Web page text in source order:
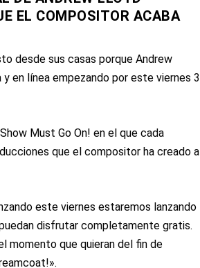
EL COMPOSITOR ACABA
desde sus casas porque Andrew
en línea empezando por este viernes 3
Must Go On! en el que cada
que el compositor ha creado a
este viernes estaremos lanzando
disfrutar completamente gratis.
momento que quieran del fin de